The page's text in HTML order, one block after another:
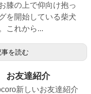
膝の上で仰向け抱っ
を開始している柴犬
これから...
事を読む
お友達紹介
新しいお友達紹介